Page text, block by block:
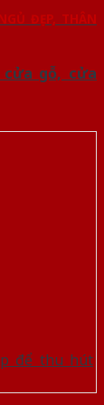
ĐẸP, THÂN
gỗ, cửa